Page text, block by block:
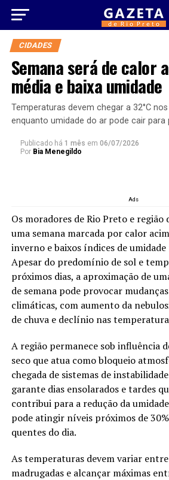
CIDADES
Semana será de calor
média e baixa umidade
Temperaturas devem chegar a 32°C
enquanto umidade do ar pode cair para
Publicado há 1 mês em 06/07/2026
Por Bia Menegildo
Ads
Os moradores de Rio Preto e
uma semana marcada por calor
inverno e baixos índices de
Apesar do predomínio de sol e
próximos dias, a aproximação de
de semana pode provocar
climáticas, com aumento da
de chuva e declínio nas
A região permanece sob influência
seco que atua como bloqueio
chegada de sistemas de
garante dias ensolarados e tardes
contribui para a redução da
pode atingir níveis próximos de
quentes do dia.
As temperaturas devem variar entre
madrugadas e alcançar máximas